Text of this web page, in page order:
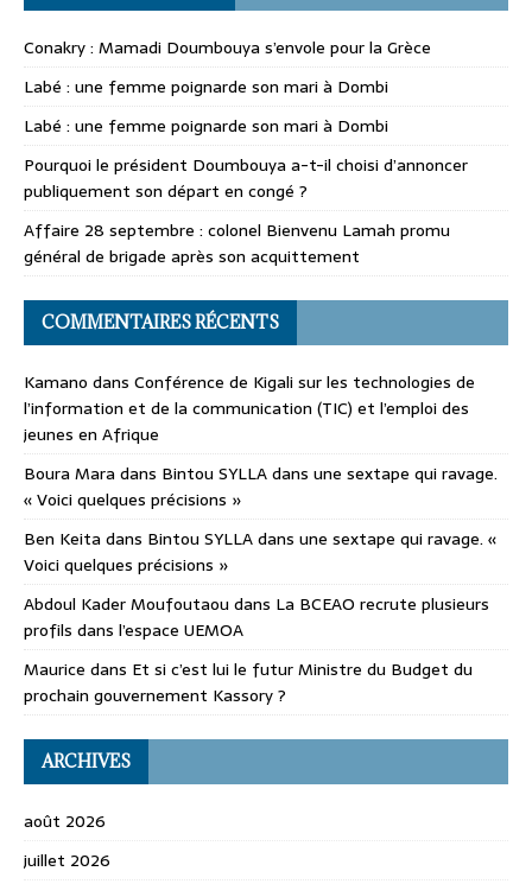
Conakry : Mamadi Doumbouya s’envole pour la Grèce
Labé : une femme poignarde son mari à Dombi
Labé : une femme poignarde son mari à Dombi
Pourquoi le président Doumbouya a-t-il choisi d’annoncer
publiquement son départ en congé ?
Affaire 28 septembre : colonel Bienvenu Lamah promu
général de brigade après son acquittement
COMMENTAIRES RÉCENTS
Kamano dans Conférence de Kigali sur les technologies de
l’information et de la communication (TIC) et l’emploi des
jeunes en Afrique
Boura Mara dans Bintou SYLLA dans une sextape qui ravage.
« Voici quelques précisions »
Ben Keita dans Bintou SYLLA dans une sextape qui ravage. «
Voici quelques précisions »
Abdoul Kader Moufoutaou dans La BCEAO recrute plusieurs
profils dans l’espace UEMOA
Maurice dans Et si c’est lui le futur Ministre du Budget du
prochain gouvernement Kassory ?
ARCHIVES
août 2026
juillet 2026